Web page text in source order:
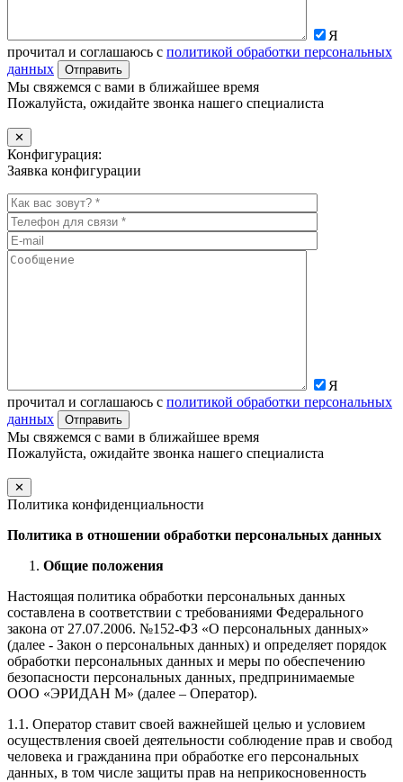
Я
прочитал и соглашаюсь с политикой обработки персональных
данных
Мы свяжемся с вами в ближайшее время
Пожалуйста, ожидайте звонка нашего специалиста
✕
Конфигурация:
Заявка конфигурации
Я
прочитал и соглашаюсь с политикой обработки персональных
данных
Мы свяжемся с вами в ближайшее время
Пожалуйста, ожидайте звонка нашего специалиста
✕
Политика конфиденциальности
Политика в отношении обработки персональных данных
Общие положения
Настоящая политика обработки персональных данных
составлена в соответствии с требованиями Федерального
закона от 27.07.2006. №152-ФЗ «О персональных данных»
(далее - Закон о персональных данных) и определяет порядок
обработки персональных данных и меры по обеспечению
безопасности персональных данных, предпринимаемые
ООО «ЭРИДАН М» (далее – Оператор).
1.1. Оператор ставит своей важнейшей целью и условием
осуществления своей деятельности соблюдение прав и свобод
человека и гражданина при обработке его персональных
данных, в том числе защиты прав на неприкосновенность